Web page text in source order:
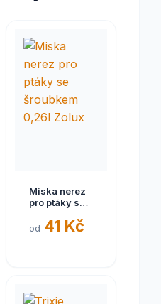
Miska nerez
pro ptáky se
0,26l Zolux
od 41 Kč